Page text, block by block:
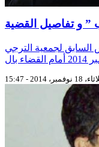
لجمعية الترجي
2014 - 15:47